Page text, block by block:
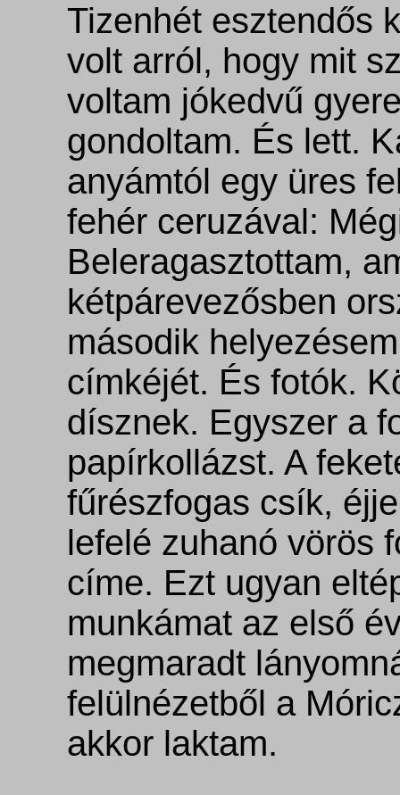
Tizenhét esztendős
volt arról, hogy mit
voltam jókedvű
gondoltam. És lett.
anyámtól egy üres
fehér ceruzával:
Beleragasztottam,
kétpárevezősben
második
címkéjét. És fotók.
dísznek. Egyszer a
papírkollázst. A
fűrészfogas csík,
lefelé zuhanó vörös
címe. Ezt ugyan
munkámat az első
megmaradt
felülnézetből a
akkor laktam.